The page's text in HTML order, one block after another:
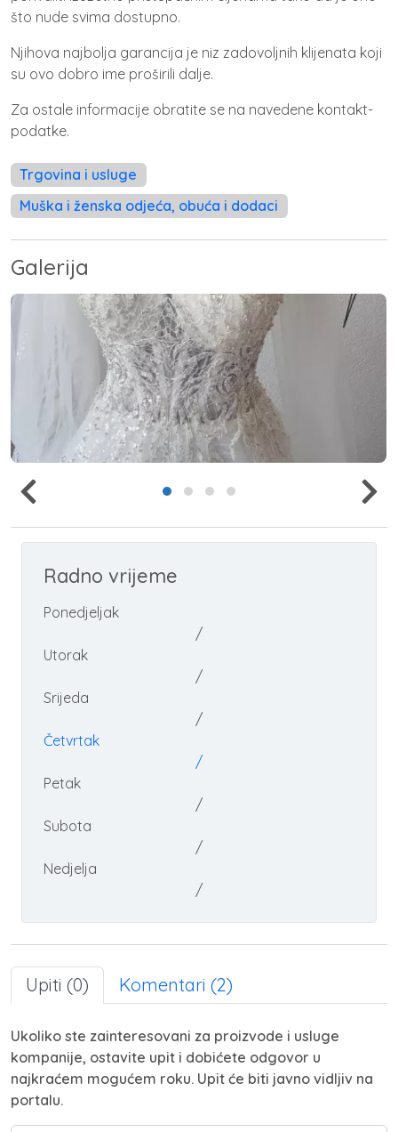
što nude svima dostupno.
Njihova najbolja garancija je niz zadovoljnih klijenata koji
su ovo dobro ime proširili dalje.
Za ostale informacije obratite se na navedene kontakt-
podatke.
Trgovina i usluge
Muška i ženska odjeća, obuća i dodaci
Galerija
Radno vrijeme
Ponedjeljak
/
Utorak
/
Srijeda
/
Četvrtak
/
Petak
/
Subota
/
Nedjelja
/
Upiti (0) Komentari (2)
Ukoliko ste zainteresovani za proizvode i usluge
kompanije, ostavite upit i dobićete odgovor u
najkraćem mogućem roku. Upit će biti javno vidljiv na
portalu.